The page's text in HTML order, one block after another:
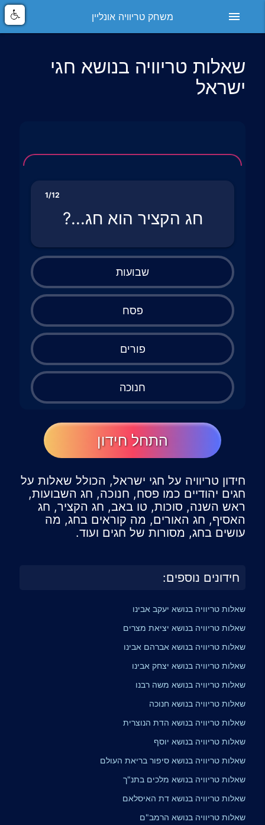
menu משחק טריוויה אונליין
שאלות טריוויה בנושא חגי
ישראל
1/12
חג הקציר הוא חג...?
שבועות
פסח
פורים
חנוכה
התחל חידון
חידון טריוויה על חגי ישראל, הכולל שאלות על
חגים יהודיים כמו פסח, חנוכה, חג השבועות,
ראש השנה, סוכות, טו באב, חג הקציר, חג
האסיף, חג האורים, מה קוראים בחג, מה
עושים בחג, מסורות של חגים ועוד.
חידונים נוספים:
שאלות טריוויה בנושא יעקב אבינו
שאלות טריוויה בנושא יציאת מצרים
שאלות טריוויה בנושא אברהם אבינו
שאלות טריוויה בנושא יצחק אבינו
שאלות טריוויה בנושא משה רבנו
שאלות טריוויה בנושא חנוכה
שאלות טריוויה בנושא הדת הנוצרית
שאלות טריוויה בנושא יוסף
שאלות טריוויה בנושא סיפור בריאת העולם
שאלות טריוויה בנושא מלכים בתנ"ך
שאלות טריוויה בנושא דת האיסלאם
שאלות טריוויה בנושא הרמב"ם